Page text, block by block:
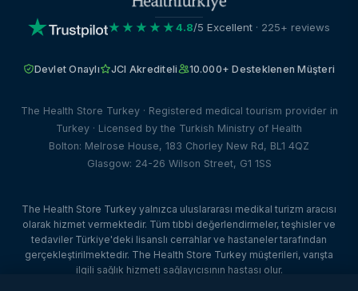
★★★★★4.8/5 Excellent · 225+ reviews
Devlet Onaylı JCI Akrediteli 10.000+ Desteklenen Müşteri
The Health Store Turkey · Registered medical tourism provider in
Turkey · Licensed by the Turkish Ministry of Health
Bolton: Melrose House, 183 Chorley New Rd, BL1 4QZ
Glasgow: 24-26 Wilson Street, G1 1SS
The Health Store Turkey yalnızca uluslararası medikal turizm aracısı
olarak hizmet vermektedir. Tüm tıbbi değerlendirmeler, teşhisler ve
tedaviler Türkiye'deki lisanslı cerrahlar ve hastaneler tarafından
gerçekleştirilmektedir. The Health Store Turkey müşterileri, varışta
ilgili sağlık hizmeti sağlayıcısının hastası olur.